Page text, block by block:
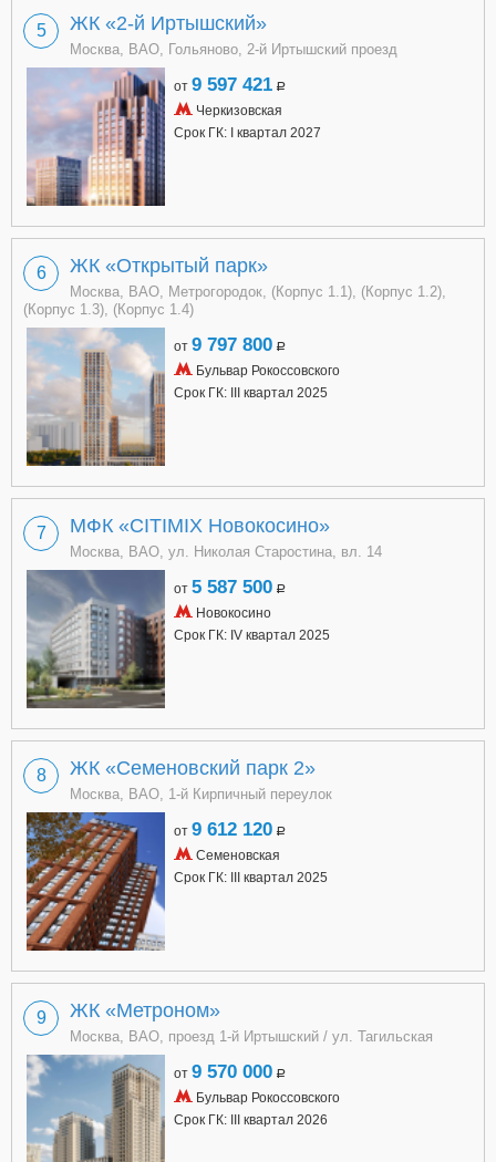
5 ЖК «2-й Иртышский»
Москва, ВАО, Гольяново, 2-й Иртышский проезд
от 9 597 421 a
Черкизовская
Срок ГК: I квартал 2027
6 ЖК «Открытый парк»
Москва, ВАО, Метрогородок, (Корпус 1.1), (Корпус 1.2),
(Корпус 1.3), (Корпус 1.4)
от 9 797 800 a
Бульвар Рокоссовского
Срок ГК: III квартал 2025
7 МФК «CITIMIX Новокосино»
Москва, ВАО, ул. Николая Старостина, вл. 14
от 5 587 500 a
Новокосино
Срок ГК: IV квартал 2025
8 ЖК «Семеновский парк 2»
Москва, ВАО, 1-й Кирпичный переулок
от 9 612 120 a
Семеновская
Срок ГК: III квартал 2025
9 ЖК «Метроном»
Москва, ВАО, проезд 1-й Иртышский / ул. Тагильская
от 9 570 000 a
Бульвар Рокоссовского
Срок ГК: III квартал 2026